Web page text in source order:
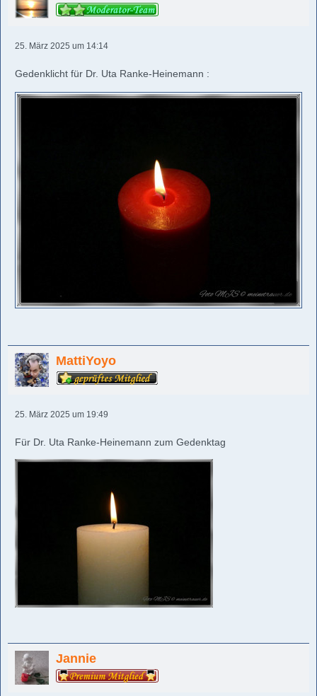
25. März 2025 um 14:14
Gedenklicht für Dr. Uta Ranke-Heinemann :
MattiYoyo
25. März 2025 um 19:49
Für Dr. Uta Ranke-Heinemann zum Gedenktag
Jannie